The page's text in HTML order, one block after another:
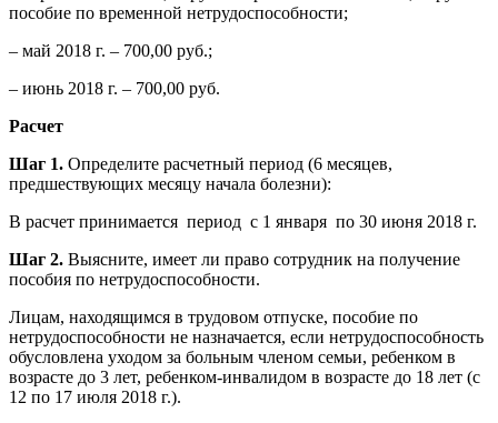
пособие по временной нетрудоспособности;
– май 2018 г. – 700,00 руб.;
– июнь 2018 г. – 700,00 руб.
Расчет
Шаг 1. Определите расчетный период (6 месяцев,
предшествующих месяцу начала болезни):
В расчет принимается период с 1 января по 30 июня 2018 г.
Шаг 2. Выясните, имеет ли право сотрудник на получение
пособия по нетрудоспособности.
Лицам, находящимся в трудовом отпуске, пособие по
нетрудоспособности не назначается, если нетрудоспособность
обусловлена уходом за больным членом семьи, ребенком в
возрасте до 3 лет, ребенком-инвалидом в возрасте до 18 лет (с
12 по 17 июля 2018 г.).